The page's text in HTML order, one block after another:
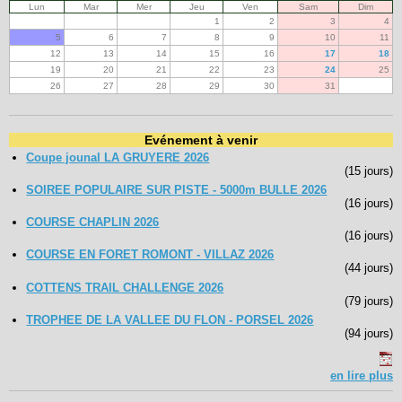
Lun Mar Mer Jeu Ven Sam
Dim
1
2 3
4
5
6 7 8 9 10
11
12
13 14 15 16 17
18
19
20 21 22 23 24
25
26
27 28 29 30 31
Evénement à venir
Coupe jounal LA GRUYERE 2026
(15 jours)
SOIREE POPULAIRE SUR PISTE - 5000m BULLE 2026
(16 jours)
COURSE CHAPLIN 2026
(16 jours)
COURSE EN FORET ROMONT - VILLAZ 2026
(44 jours)
COTTENS TRAIL CHALLENGE 2026
(79 jours)
TROPHEE DE LA VALLEE DU FLON - PORSEL 2026
(94 jours)
en lire plus